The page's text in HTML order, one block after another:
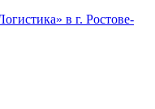
в г. Ростове-